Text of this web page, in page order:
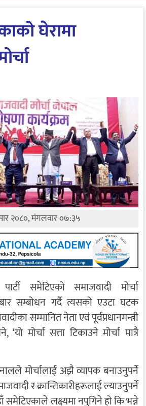
घेरामा
२०८०, मंगलवार ०७:३५
समेटिएको समाजवादी मोर्चा
सम्बोधन गर्दै त्यसको एउटा घटक
सम्मानित नेता एवं पूर्वप्रधानमन्त्री
मोर्चा सत्ता टिकाउने मोर्चा मात्रै
मोर्चालाई अझै व्यापक बनाउनुपर्ने
र क्रान्तिकारीहरूलाई ल्याउनुपर्ने
समेटिएकाले लक्ष्यमा नपुगिने हो कि भन्ने